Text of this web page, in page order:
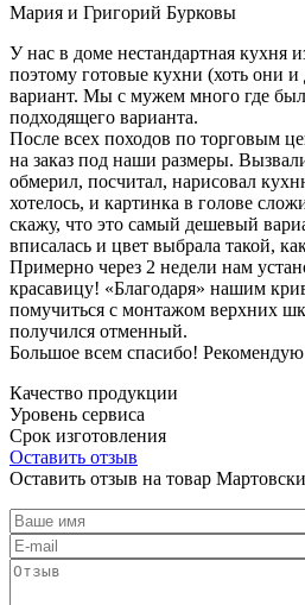
Мария и Григорий Бурковы
У нас в доме нестандартная кухня
поэтому готовые кухни (хоть они
вариант. Мы с мужем много где
подходящего варианта.
После всех походов по торговым
на заказ под наши размеры.
обмерил, посчитал, нарисовал
хотелось, и картинка в голове
скажу, что это самый дешевый
вписалась и цвет выбрала такой,
Примерно через 2 недели нам
красавицу! «Благодаря» нашим
помучиться с монтажом верхних
получился отменный.
Большое всем спасибо!
Качество продукции
Уровень сервиса
Срок изготовления
Оставить отзыв
Оставить отзыв на товар